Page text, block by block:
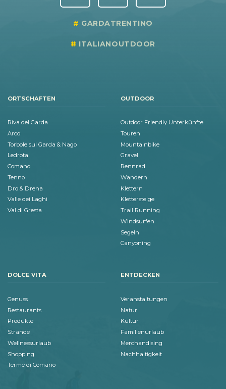
GARDATRENTINO
ITALIANOUTDOOR
ORTSCHAFTEN
Riva del Garda
Arco
Torbole sul Garda & Nago
Ledrotal
Comano
Tenno
Dro & Drena
Valle dei Laghi
Val di Gresta
OUTDOOR
Outdoor Friendly Unterkünfte
Touren
Mountainbike
Gravel
Rennrad
Wandern
Klettern
Klettersteige
Trail Running
Windsurfen
Segeln
Canyoning
DOLCE VITA
Genuss
Restaurants
Produkte
Strände
Wellnessurlaub
Shopping
Terme di Comano
ENTDECKEN
Veranstaltungen
Natur
Kultur
Familienurlaub
Merchandising
Nachhaltigkeit